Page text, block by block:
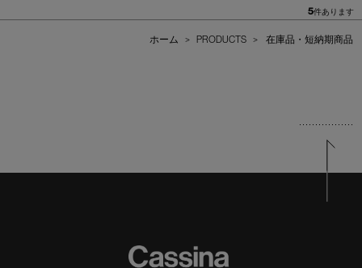
5件あります
ホーム > PRODUCTS > 在庫品・短納期商品